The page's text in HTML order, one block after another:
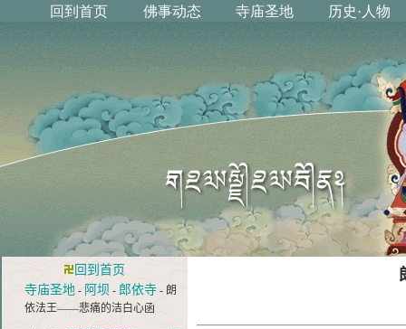
回到首页
寺庙圣地 - 阿坝 - 郎依寺 - 朗
依法王——悲痛的洁白心函